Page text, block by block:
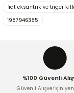
Ürün bilgilerinde
Ürün fiyatı diğer
Bu ürüne benzer
fiat eksantrik ve triger
1987946385
%100 Güvenli
Güvenli Alışverişin